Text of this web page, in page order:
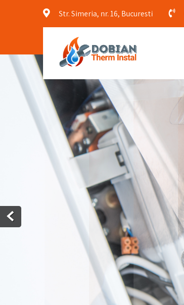
Str. Simeria, nr. 16, Bucuresti